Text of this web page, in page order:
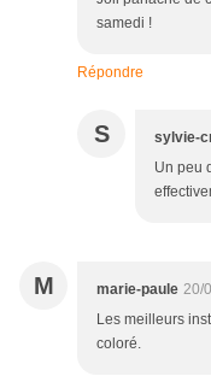
samedi !
Répondre
S sylvie-
Un peu
M marie-paule 20/
Les meilleurs
coloré.